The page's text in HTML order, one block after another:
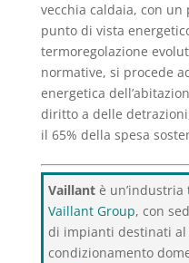
vecchia caldaia, con
punto di vista
termoregolazione
normative, si procede
energetica
diritto a delle
il 65% della spesa
Vaillantè un’industria
Vaillant Group, con
di impianti destinati al
condizionamento